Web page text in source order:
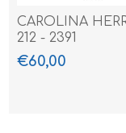
CAROLINA
212 - 2391
€60,00